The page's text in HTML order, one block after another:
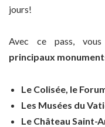
jours!
Avec ce pass,
principaux
Le Colisée, le
Les Musées du
Le Château Saint-